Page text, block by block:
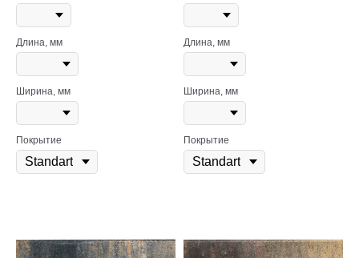
Длина, мм
Ширина, мм
Покрытие
Длина, мм
Ширина, мм
Покрытие